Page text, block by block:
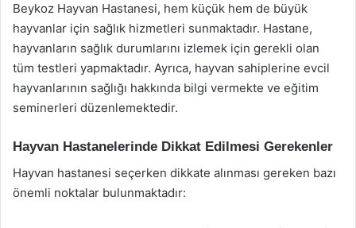
Beykoz Hayvan Hastanesi, hem küçük hem de büyük
hayvanlar için sağlık hizmetleri sunmaktadır. Hastane,
hayvanların sağlık durumlarını izlemek için gerekli olan
tüm testleri yapmaktadır. Ayrıca, hayvan sahiplerine evcil
hayvanlarının sağlığı hakkında bilgi vermekte ve eğitim
seminerleri düzenlemektedir.
Hayvan Hastanelerinde Dikkat Edilmesi Gerekenler
Hayvan hastanesi seçerken dikkate alınması gereken bazı
önemli noktalar bulunmaktadır: